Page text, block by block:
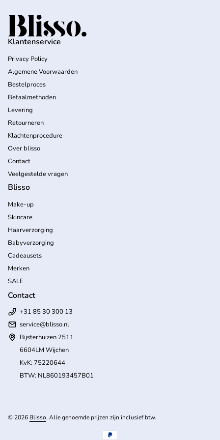
Home
Klantenservice
Privacy Policy
Algemene Voorwaarden
Bestelproces
Betaalmethoden
Levering
Retourneren
Klachtenprocedure
Over blisso
Contact
Veelgestelde vragen
Blisso
Make-up
Skincare
Haarverzorging
Babyverzorging
Cadeausets
Merken
SALE
Contact
+31 85 30 300 13
service@blisso.nl
Bijsterhuizen 2511
6604LM Wijchen
KvK: 75220644
BTW: NL860193457B01
© 2026 Blisso. Alle genoemde prijzen zijn inclusief btw.
Betaalmethoden